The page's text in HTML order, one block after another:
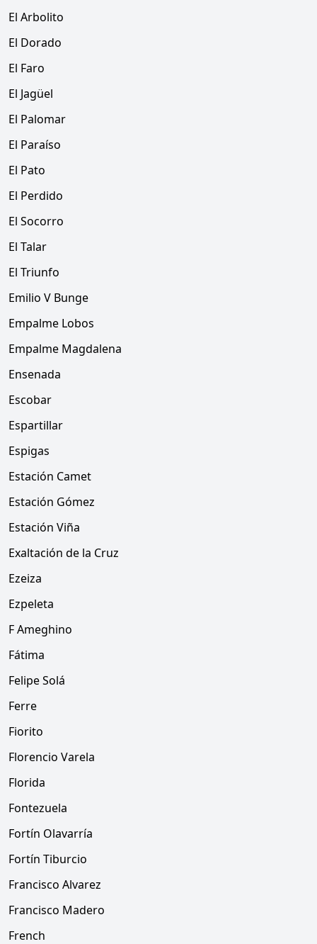
El Arbolito
El Dorado
El Faro
El Jagüel
El Palomar
El Paraíso
El Pato
El Perdido
El Socorro
El Talar
El Triunfo
Emilio V Bunge
Empalme Lobos
Empalme Magdalena
Ensenada
Escobar
Espartillar
Espigas
Estación Camet
Estación Gómez
Estación Viña
Exaltación de la Cruz
Ezeiza
Ezpeleta
F Ameghino
Fátima
Felipe Solá
Ferre
Fiorito
Florencio Varela
Florida
Fontezuela
Fortín Olavarría
Fortín Tiburcio
Francisco Alvarez
Francisco Madero
French